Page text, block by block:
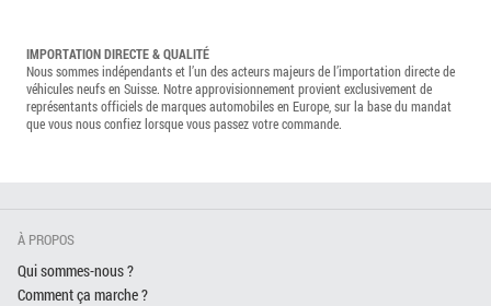
IMPORTATION DIRECTE & QUALITÉ
Nous sommes indépendants et l’un des acteurs majeurs de l’importation directe de
véhicules neufs en Suisse. Notre approvisionnement provient exclusivement de
représentants officiels de marques automobiles en Europe, sur la base du mandat
que vous nous confiez lorsque vous passez votre commande.
À PROPOS
Qui sommes-nous ?
Comment ça marche ?